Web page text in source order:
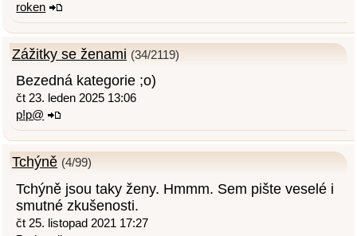
roken
Zážitky se ženami (34/2119)
Bezedná kategorie ;o)
čt 23. leden 2025 13:06
p!p@
Tchýně (4/99)
Tchýně jsou taky ženy. Hmmm. Sem pište veselé i
smutné zkušenosti.
čt 25. listopad 2021 17:27